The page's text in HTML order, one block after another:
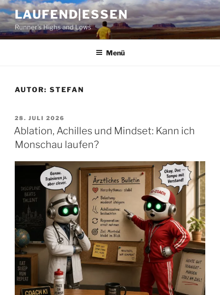
Zum
Inhalt
springen
LAUFEND|ESSEN
Runner's Highs and Lows
Menü
AUTOR: STEFAN
VERÖFFENTLICHT
AM
28. JULI 2026
Ablation, Achilles und Mindset: Kann ich
Monschau laufen?